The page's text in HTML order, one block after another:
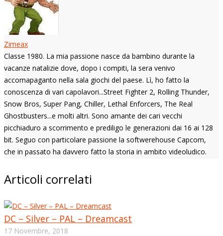
Zimeax
Classe 1980. La mia passione nasce da bambino durante la
vacanze natalizie dove, dopo i compiti, la sera venivo
accomapaganto nella sala giochi del paese. Lì, ho fatto la
conoscenza di vari capolavori...Street Fighter 2, Rolling Thunder,
Snow Bros, Super Pang, Chiller, Lethal Enforcers, The Real
Ghostbusters...e molti altri. Sono amante dei cari vecchi
picchiaduro a scorrimento e prediligo le generazioni dai 16 ai 128
bit. Seguo con particolare passione la softwerehouse Capcom,
che in passato ha davvero fatto la storia in ambito videoludico.
Articoli correlati
DC – Silver – PAL – Dreamcast
17 Novembre, 2018